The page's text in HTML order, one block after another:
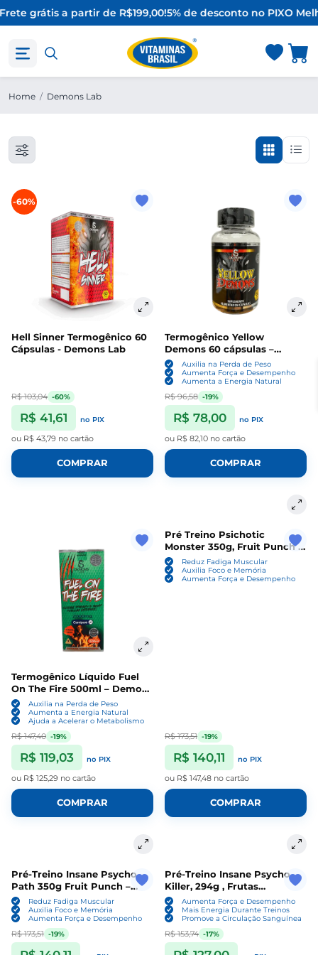
grátis a partir de R$199,00!5% de desconto no PIXO
Home / Demons Lab
-60%
Hell Sinner Termogênico 60
Cápsulas - Demons Lab
R$ 103,04 -60%
R$ 41,61 no PIX
ou R$ 43,79 no cartão
COMPRAR
Termogênico Yellow
Demons 60 cápsulas –
Demons Lab
Auxilia na Perda de Peso
Aumenta Força e Desempenho
Aumenta a Energia Natural
R$ 96,58 -19%
R$ 78,00 no PIX
ou R$ 82,10 no cartão
COMPRAR
Termogênico Líquido Fuel
On The Fire 500ml – Demons
Lab
Auxilia na Perda de Peso
Aumenta a Energia Natural
Ajuda a Acelerar o Metabolismo
R$ 147,40 -19%
R$ 119,03 no PIX
ou R$ 125,29 no cartão
COMPRAR
Pré Treino Psichotic
Monster 350g, Fruit Punch -
Demons Lab
Reduz Fadiga Muscular
Auxilia Foco e Memória
Aumenta Força e Desempenho
R$ 173,51 -19%
R$ 140,11 no PIX
ou R$ 147,48 no cartão
COMPRAR
Pré-Treino Insane Psycho
Path 350g Fruit Punch –
Demons Lab
Reduz Fadiga Muscular
Auxilia Foco e Memória
Aumenta Força e Desempenho
R$ 173,51 -19%
Pré-Treino Insane Psycho
Killer, 294g , Frutas
Amarelas, Demons Lab
Aumenta Força e Desempenho
Mais Energia Durante Treinos
Promove a Circulação Sanguínea
R$ 153,74 -17%